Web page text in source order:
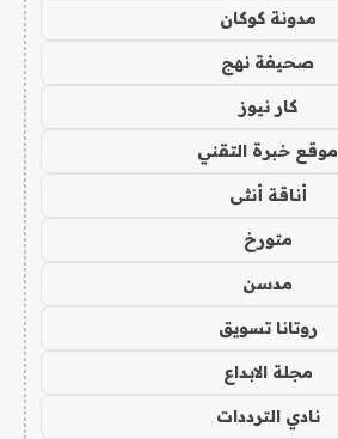
مدونة كوكان
صحيفة نهج
كار نيوز
موقع خبرة التقني
أناقة أنثى
متورخ
مدسن
روتانا تسويق
مجلة الابداع
نادي الترددات